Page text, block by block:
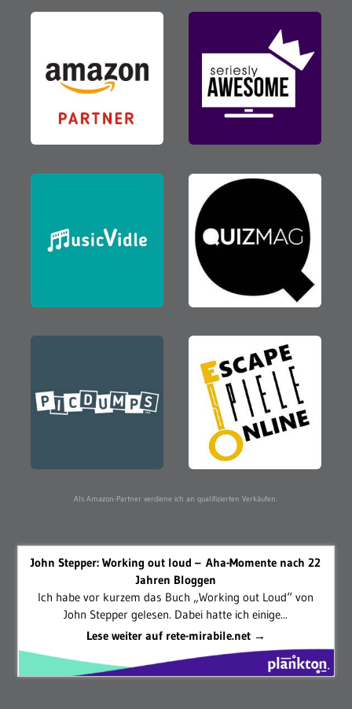
Als Amazon-Partner verdiene ich an qualifizierten Verkäufen.
John Stepper: Working out loud – Aha-Momente nach 22
Jahren Bloggen
Ich habe vor kurzem das Buch „Working out Loud“ von
John Stepper gelesen. Dabei hatte ich einige...
Lese weiter auf rete-mirabile.net →